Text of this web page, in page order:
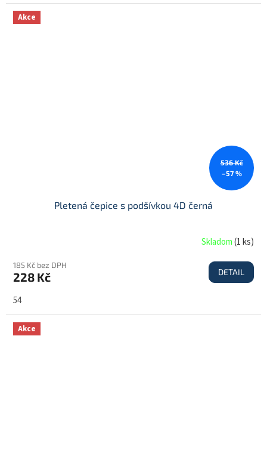
Akce
536 Kč
–57 %
Pletená čepice s podšívkou 4D černá
Skladom(1 ks)
185 Kč bez DPH
228 Kč DETAIL
54
Akce